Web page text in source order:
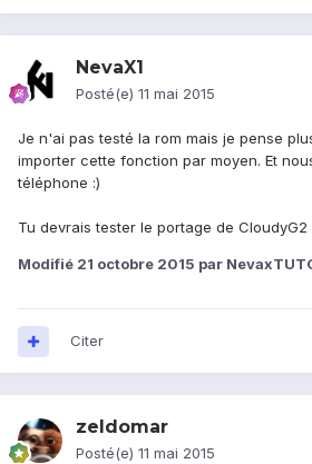
NevaX1
Posté(e) 11 mai 2015
Je n'ai pas testé la rom mais je pense
importer cette fonction par moyen. Et
téléphone :)
Tu devrais tester le portage de CloudyG2
Modifié 21 octobre 2015 par
Citer
zeldomar
Posté(e) 11 mai 2015